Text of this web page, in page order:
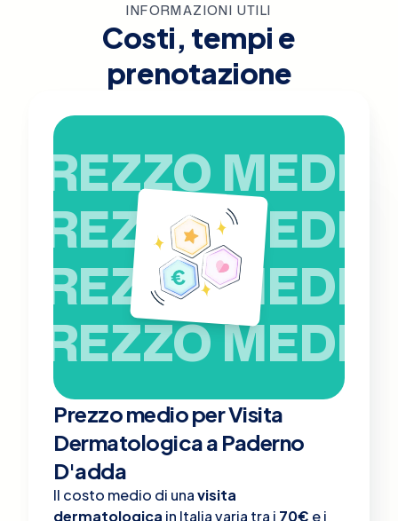
INFORMAZIONI UTILI
Costi, tempi e
prenotazione
PREZZO MEDIO
PREZZO MEDIO
PREZZO MEDIO
PREZZO MEDIO
Prezzo medio per Visita
Dermatologica a Paderno
D'adda
Il costo medio di unavisita
dermatologica in Italia varia tra i 70€ e i